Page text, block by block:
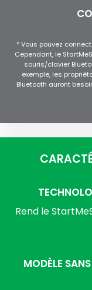
* Vous pouvez
Cependant, le
souris/clavier
exemple, les
Bluetooth auront
Rend le
MODÈLE